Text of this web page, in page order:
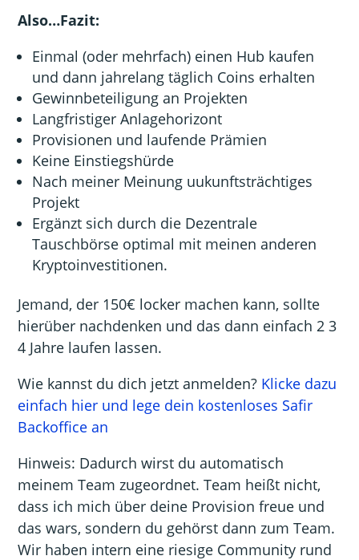
Also…Fazit:
Einmal (oder mehrfach) einen Hub kaufen
und dann jahrelang täglich Coins erhalten
Gewinnbeteiligung an Projekten
Langfristiger Anlagehorizont
Provisionen und laufende Prämien
Keine Einstiegshürde
Nach meiner Meinung uukunftsträchtiges
Projekt
Ergänzt sich durch die Dezentrale
Tauschbörse optimal mit meinen anderen
Kryptoinvestitionen.
Jemand, der 150€ locker machen kann, sollte
hierüber nachdenken und das dann einfach 2 3
4 Jahre laufen lassen.
Wie kannst du dich jetzt anmelden? Klicke dazu
einfach hier und lege dein kostenloses Safir
Backoffice an
Hinweis: Dadurch wirst du automatisch
meinem Team zugeordnet. Team heißt nicht,
dass ich mich über deine Provision freue und
das wars, sondern du gehörst dann zum Team.
Wir haben intern eine riesige Community rund